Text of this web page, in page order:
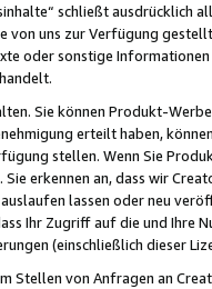
schließt ausdrücklich
von uns zur Verfügung
oder sonstige
Sie können Produkt-
erteilt haben,
stellen. Wenn Sie
erkennen an, dass wir
lassen oder neu
Ihr Zugriff auf die und Ihre
(einschließlich dieser
Stellen von Anfragen an